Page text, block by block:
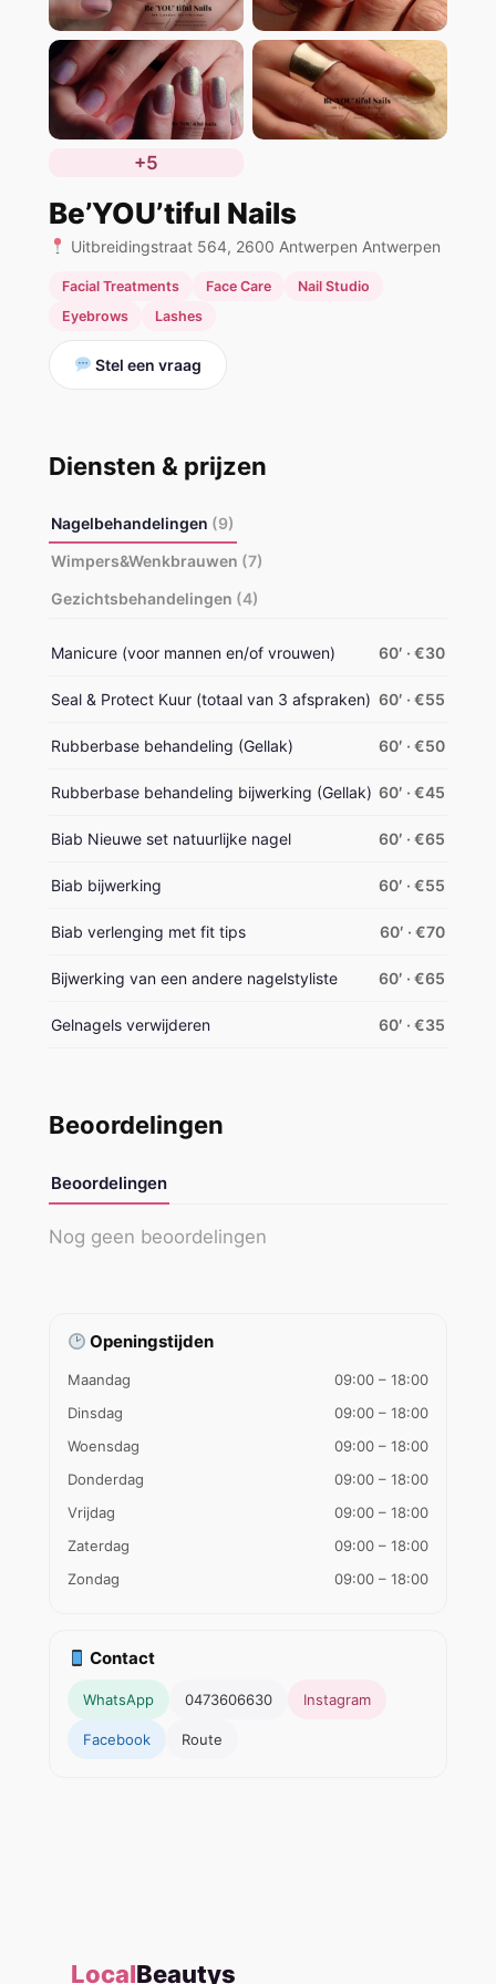
+5
Be’YOU’tiful Nails
Uitbreidingstraat 564, 2600 Antwerpen Antwerpen
Facial Treatments Face Care
Nail Studio
Eyebrows
Lashes
Stel een vraag
Diensten & prijzen
Nagelbehandelingen (9)
Wimpers&Wenkbrauwen (7)
Gezichtsbehandelingen (4)
Manicure (voor mannen en/of vrouwen) 60′ · €30
Seal & Protect Kuur (totaal van 3 afspraken) 60′ · €55
Rubberbase behandeling (Gellak) 60′ · €50
Rubberbase behandeling bijwerking (Gellak) 60′ · €45
Biab Nieuwe set natuurlijke nagel 60′ · €65
Biab bijwerking 60′ · €55
Biab verlenging met fit tips 60′ · €70
Bijwerking van een andere nagelstyliste 60′ · €65
Gelnagels verwijderen 60′ · €35
Beoordelingen
Beoordelingen
Nog geen beoordelingen
Openingstijden
Maandag
09:00 – 18:00
Dinsdag
09:00 – 18:00
Woensdag
09:00 – 18:00
Donderdag
09:00 – 18:00
Vrijdag
09:00 – 18:00
Zaterdag
09:00 – 18:00
Zondag
09:00 – 18:00
Contact
WhatsApp 0473606630 Instagram
Facebook Route
LocalBeautys